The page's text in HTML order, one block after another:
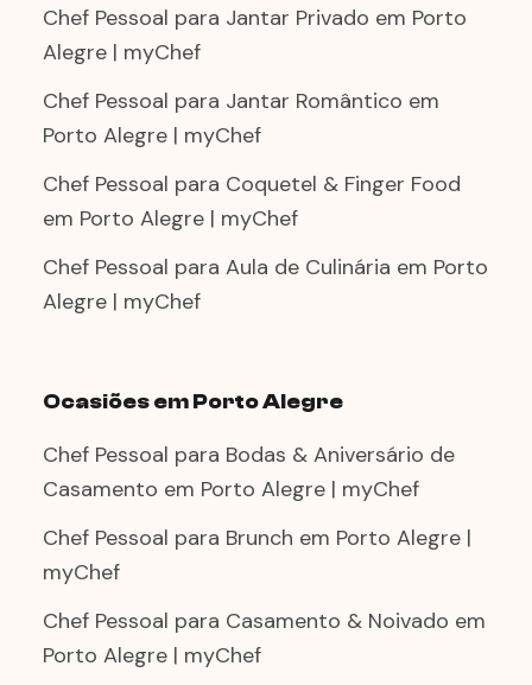
Chef Pessoal para Jantar Privado em Porto
Alegre | myChef
Chef Pessoal para Jantar Romântico em
Porto Alegre | myChef
Chef Pessoal para Coquetel & Finger Food
em Porto Alegre | myChef
Chef Pessoal para Aula de Culinária em Porto
Alegre | myChef
Ocasiões em Porto Alegre
Chef Pessoal para Bodas & Aniversário de
Casamento em Porto Alegre | myChef
Chef Pessoal para Brunch em Porto Alegre |
myChef
Chef Pessoal para Casamento & Noivado em
Porto Alegre | myChef